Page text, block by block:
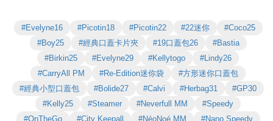
#Evelyne16 #Picotin18 #Picotin22 #22迷你
#Coco25
#Boy25
#經典口蓋卡片夾 #19口蓋包26
#Bastia
#Birkin25
#Evelyne29 #Kellytogo
#Lindy26
#CarryAll PM
#Re-Edition迷你袋
#方形迷你口蓋包
#經典小型口蓋包
#Bolide27 #Calvi #Herbag31
#GP30
#Kelly25
#Steamer #Neverfull MM
#Speedy
#OnTheGo
#City Keepall #NéoNoé MM
#Nano Speedy